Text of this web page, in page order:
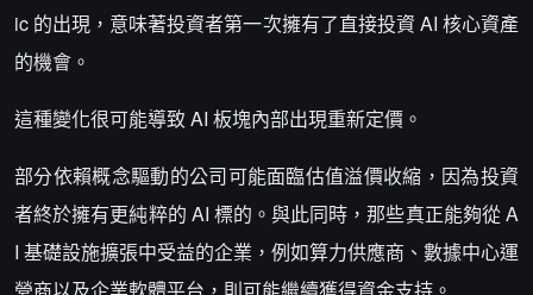
ic 的出現，意味著投資者第一次擁有了直接投資 AI 核心資產
的機會。
這種變化很可能導致 AI 板塊內部出現重新定價。
部分依賴概念驅動的公司可能面臨估值溢價收縮，因為投資
者終於擁有更純粹的 AI 標的。與此同時，那些真正能夠從 A
I 基礎設施擴張中受益的企業，例如算力供應商、數據中心運